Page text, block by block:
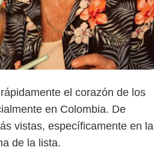
el corazón de los
en Colombia. De
vistas, específicamente en la
de la lista.